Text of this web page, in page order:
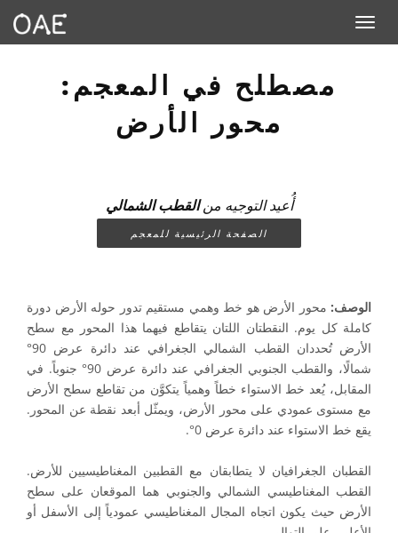
Toggle navigation
مصطلح في المعجم:
محور الأرض
أُعيد التوجيه منالقطب الشمالي
الصفحة الرئيسية للمعجم
الوصف: محور الأرض هو خط وهمي مستقيم تدور حوله الأرض دورة
كاملة كل يوم. النقطتان اللتان يتقاطع فيهما هذا المحور مع سطح
الأرض تُحددان القطب الشمالي الجغرافي عند دائرة عرض 90°
شمالًا، والقطب الجنوبي الجغرافي عند دائرة عرض 90° جنوباً. في
المقابل، يُعد خط الاستواء خطاً وهمياً يتكوَّن من تقاطع سطح الأرض
مع مستوى عمودي على محور الأرض، ويمثّل أبعد نقطة عن المحور.
يقع خط الاستواء عند دائرة عرض 0°.
القطبان الجغرافيان لا يتطابقان مع القطبين المغناطيسيين للأرض.
القطب المغناطيسي الشمالي والجنوبي هما الموقعان على سطح
الأرض حيث يكون اتجاه المجال المغناطيسي عمودياً إلى الأسفل أو